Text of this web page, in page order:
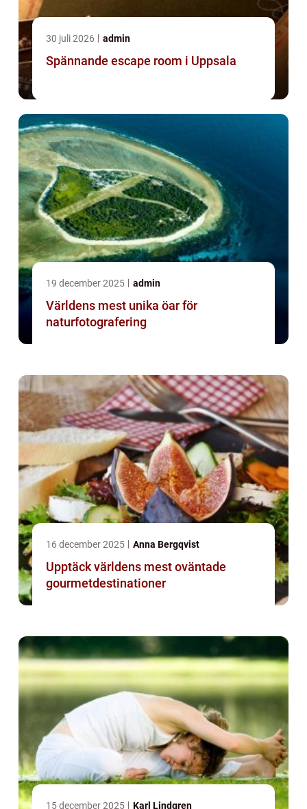
30 juli 2026 admin
Spännande escape room i Uppsala
19 december 2025 admin
Världens mest unika öar för
naturfotografering
16 december 2025 Anna Bergqvist
Upptäck världens mest oväntade
gourmetdestinationer
15 december 2025 Karl Lindgren